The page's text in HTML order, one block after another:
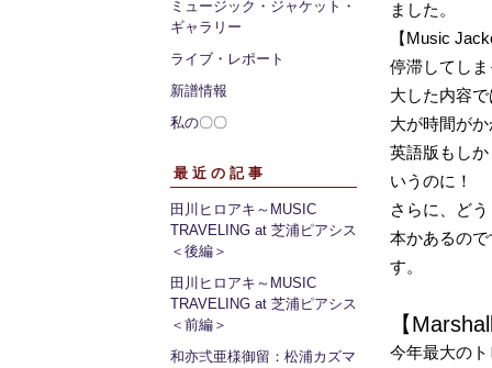
ミュージック・ジャケット・
ギャラリー
ライブ・レポート
新譜情報
私の〇〇
最近の記事
田川ヒロアキ～MUSIC
TRAVELING at 芝浦ピアシス
＜後編＞
田川ヒロアキ～MUSIC
TRAVELING at 芝浦ピアシス
＜前編＞
和亦弍亜様御留：松浦カズマ
ました。
【Music
停滞してし
大した内容
大が時間が
英語版もし
いうのに！
さらに、ど
本かあるの
す。
【
今年最大の